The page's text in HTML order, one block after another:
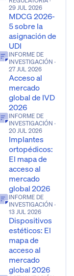
29 JUL 2026
MDCG 2026-
5 sobre la
asignación de
UDI
INFORME DE
INVESTIGACIÓN ·
27 JUL 2026
Acceso al
mercado
global de IVD
2026
INFORME DE
INVESTIGACIÓN ·
20 JUL 2026
Implantes
ortopédicos:
El mapa de
acceso al
mercado
global 2026
INFORME DE
INVESTIGACIÓN ·
13 JUL 2026
Dispositivos
estéticos: El
mapa de
acceso al
mercado
global 2026